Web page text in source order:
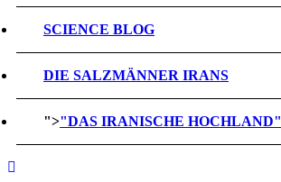
SCIENCE BLOG
DIE SALZMÄNNER IRANS
">"DAS IRANISCHE HOCHLAND"